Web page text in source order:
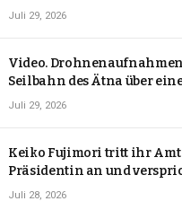
Japan erschütterten,
Juli 29, 2026
Video.
Seilbahn des Ätna über
Vulkanlandschaft
Juli 29, 2026
Keiko Fujimori tritt ihr Amt
Präsidentin an und
Jahrzehnt der Instabilität
Juli 28, 2026